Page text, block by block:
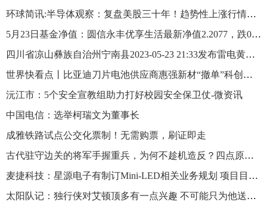
环球简讯:半导体观察：复盘美股三十年！趋势性上涨行情契机未至
5月23日基金净值：圆信永丰优享生活最新净值2.2077，跌0.76%
四川省凉山彝族自治州宁南县2023-05-23 21:33发布雷电黄色预警_环球要闻
世界快看点丨比亚迪刀片电池供应商惠强新材“撤单”科创板：应收账款常年逾期，信息披露或存瑕疵｜清流·IPO
沅江市：5个安全宣教组助力打好校园安全保卫仗-微资讯
中国电信：选举柯瑞文为董事长
成雅铁路试点公交化票制！无需购票，刷证即走
古代驻守边关的将军手握重兵，为何不趁机造反？四点原因造成约束
麦捷科技：星源电子有制订Mini-LED相关业务规划 项目目前处在研发阶段
太阳队记：独行侠对艾顿顶多有一点兴趣 不可能只为他送走10号签_全球微动态